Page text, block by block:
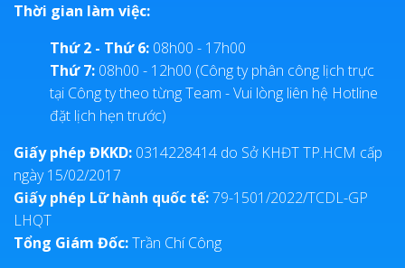
Thời gian làm việc:
Thứ 2 - Thứ 6: 08h00 - 17h00
Thứ 7: 08h00 - 12h00 (Công ty phân công lịch trực
tại Công ty theo từng Team - Vui lòng liên hệ Hotline
đặt lịch hẹn trước)
Giấy phép ĐKKD: 0314228414 do Sở KHĐT TP.HCM cấp
ngày 15/02/2017
Giấy phép Lữ hành quốc tế:79-1501/2022/TCDL-GP
LHQT
Tổng Giám Đốc:Trần Chí Công